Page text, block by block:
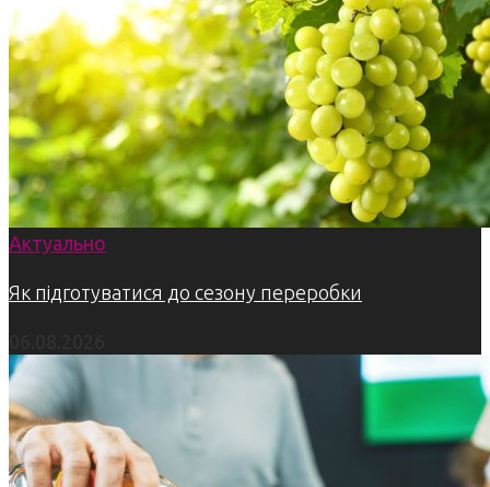
Актуально
Як підготуватися до сезону переробки